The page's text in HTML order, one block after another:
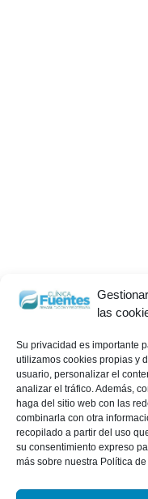
las
Su privacidad es importante
utilizamos cookies propias y
usuario, personalizar el
analizar el tráfico. Además,
haga del sitio web con las
combinarla con otra
recopilado a partir del uso
su consentimiento expreso
más sobre nuestra Política